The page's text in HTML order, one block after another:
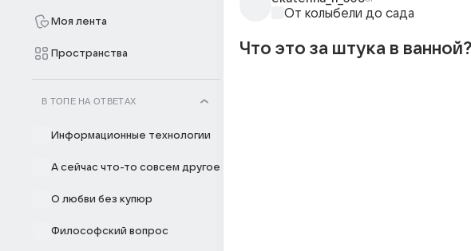
Моя лента
Пространства
В ТОПЕ НА ОТВЕТАХ
Информационные технологии
А сейчас что-то совсем другое
О любви без купюр
Философский вопрос
От колыбели до сада
Что это за штука в ванной?